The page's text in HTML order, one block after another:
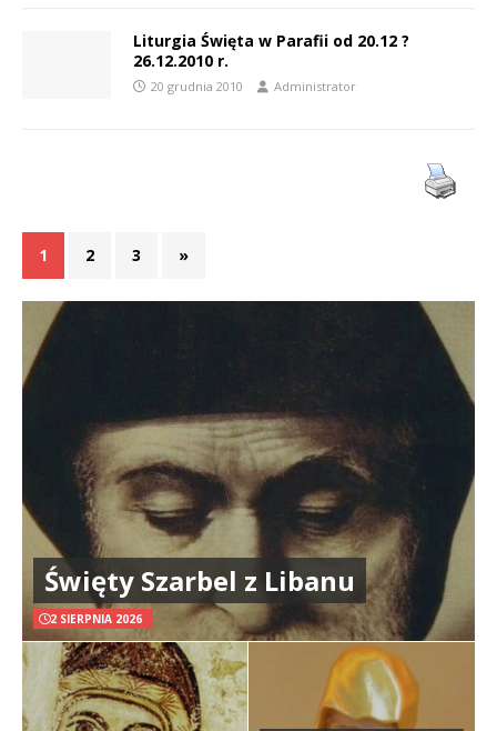
Liturgia Święta w Parafii od 20.12 ?
26.12.2010 r.
20 grudnia 2010 Administrator
1 2 3 »
Święty Szarbel z Libanu
2 SIERPNIA 2026